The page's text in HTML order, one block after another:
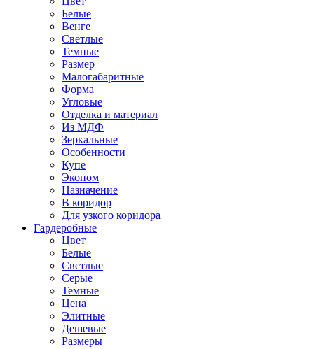
Белые
Венге
Светлые
Темные
Размер
Малогабаритные
Форма
Угловые
Отделка и материал
Из МДФ
Зеркальные
Особенности
Купе
Эконом
Назначение
В коридор
Для узкого коридора
Гардеробные
Цвет
Белые
Светлые
Серые
Темные
Цена
Элитные
Дешевые
Размеры